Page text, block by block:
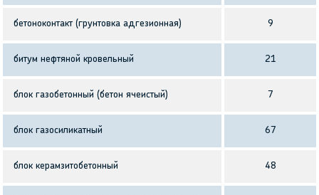
бетоноконтакт (грунтовка адгезионная) 9
битум нефтяной кровельный 21
блок газобетонный (бетон ячеистый) 7
блок газосиликатный 67
блок керамзитобетонный 48